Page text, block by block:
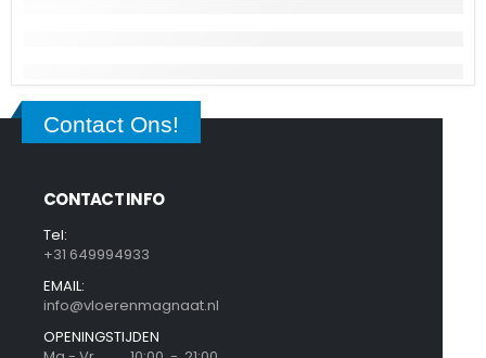
Contact Ons!
CONTACT INFO
Tel:
+31 649994933
EMAIL:
info@vloerenmagnaat.nl
OPENINGSTIJDEN